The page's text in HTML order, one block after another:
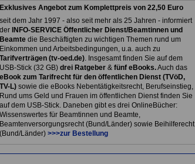
Exklusives Angebot zum Komplettpreis von 22,50 Euro
seit dem Jahr 1997 - also seit mehr als 25 Jahren - informiert
der INFO-SERVICE Öffentlicher Dienst/Beamtinnen und
Beamtedie Beschäftigten zu wichtigen Themen rund um
Einkommen und Arbeitsbedingungen, u.a. auch zu
Tarifverträgen (tv-oed.de). Insgesamt finden Sie auf dem
USB-Stick (32 GB) drei Ratgeber& fünf eBooks.Auch das
eBook zum Tarifrecht für den öffentlichen Dienst (TVöD,
TV-L)sowie die eBooks Nebentätigkeitsrecht, Berufseinstieg,
Rund ums Geld und Frauen im öffentlichen Dienst finden Sie
auf dem USB-Stick. Daneben gibt es drei OnlineBücher:
Wissenswertes für Beamtinnen und Beamte,
Beamtenversorgungsrecht (Bund/Länder) sowie Beihilferecht
(Bund/Länder) >>>zur Bestellung